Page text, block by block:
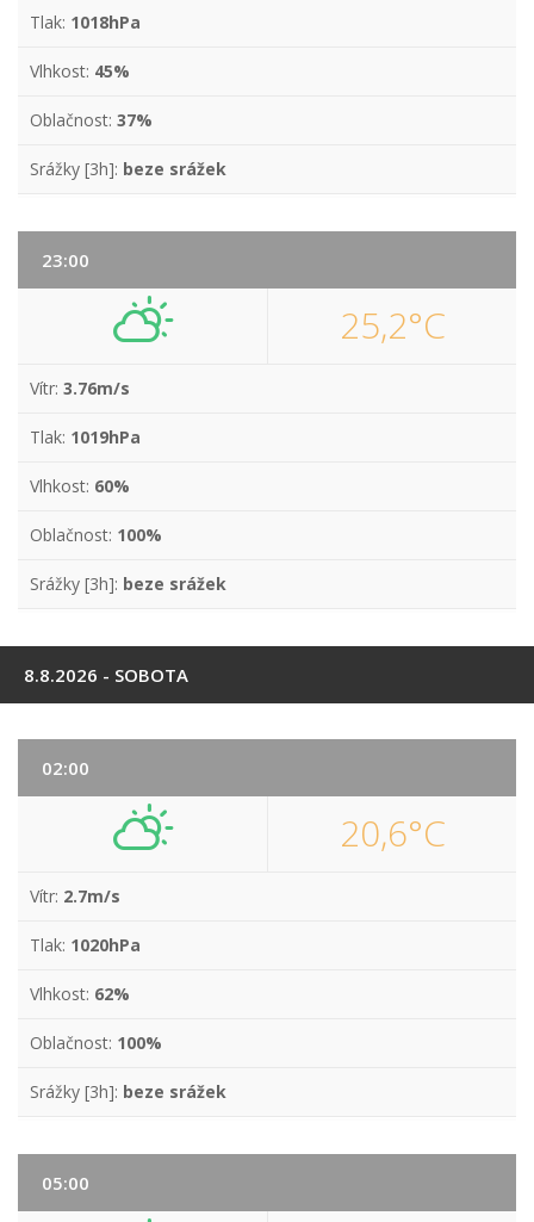
Tlak: 1018hPa
Vlhkost: 45%
Oblačnost: 37%
Srážky [3h]: beze srážek
23:00
25,2°C
Vítr: 3.76m/s
Tlak: 1019hPa
Vlhkost: 60%
Oblačnost: 100%
Srážky [3h]: beze srážek
8.8.2026 - SOBOTA
02:00
20,6°C
Vítr: 2.7m/s
Tlak: 1020hPa
Vlhkost: 62%
Oblačnost: 100%
Srážky [3h]: beze srážek
05:00